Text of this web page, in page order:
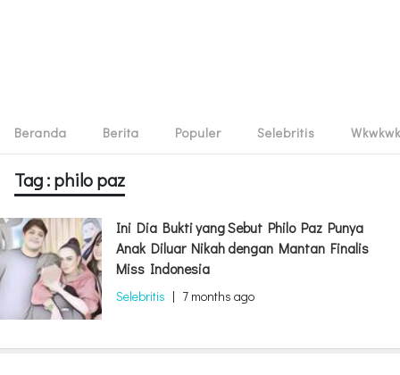
Beranda Berita Populer Selebritis Wkwkwk
Tag : philo paz
Ini Dia Bukti yang Sebut Philo Paz Punya
Anak Diluar Nikah dengan Mantan Finalis
Miss Indonesia
Selebritis | 7 months ago